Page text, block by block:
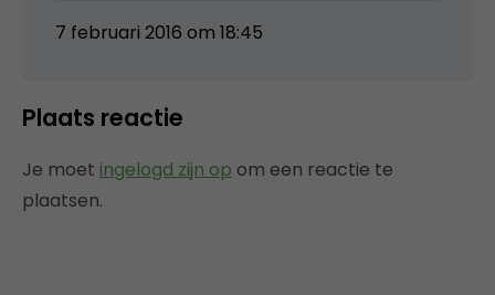
7 februari 2016 om 18:45
Plaats reactie
Je moet ingelogd zijn op om een reactie te
plaatsen.